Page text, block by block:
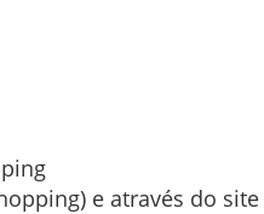
e através do site